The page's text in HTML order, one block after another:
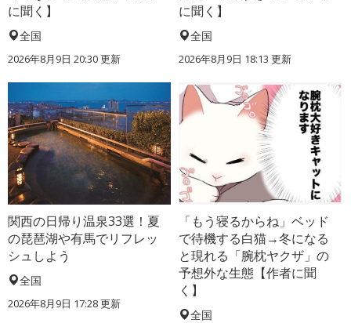
に聞く】
全国
2026年8月9日 20:30更新
に聞く】
全国
2026年8月9日 18:13 更新
関西の日帰り温泉33選！夏
の琵琶湖や有馬でリフレッ
シュしよう
全国
2026年8月9日 17:28更新
「もう寝るからね」ベッド
で待機する白猫→冬になる
と現れる「腕枕ヤクザ」の
予想外な生態【作者に聞
く】
全国